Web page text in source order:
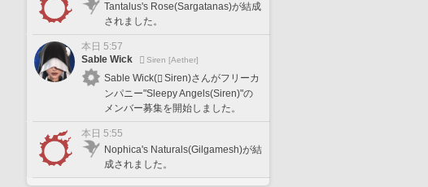
Tantalus's Rose(Sargatanas)が結成
されました。
本日 5:57
Sable Wick
Siren [Aether]
Sable Wick(
Siren)さんがフリーカ
ンパニー"Sleepy Angels(Siren)"の
メンバー募集を開始しました。
本日 5:55
Nophica's Naturals(Gilgamesh)が結
成されました。